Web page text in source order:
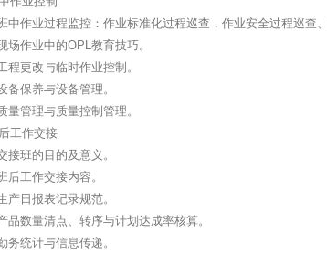
中作业过程监控：作业标准化过程巡查，作业安全过程巡查
场作业中的OPL教育技巧。
程更改与临时作业控制。
备保养与设备管理。
量管理与质量控制管理。
工作交接
接班的目的及意义。
后工作交接内容。
产日报表记录规范。
品数量清点、转序与计划达成率核算。
务统计与信息传递。